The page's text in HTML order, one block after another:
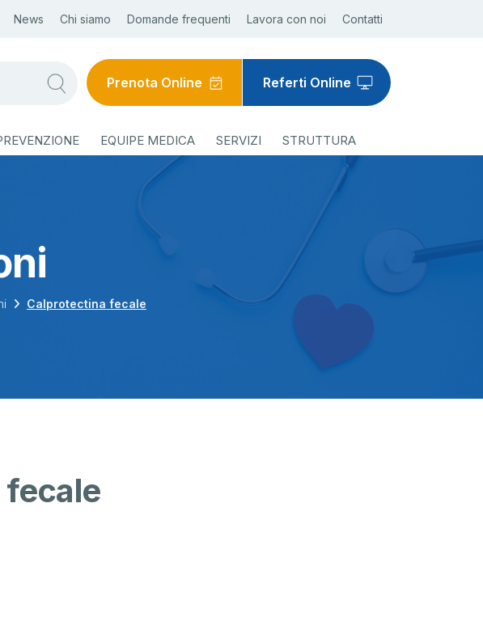
News Chi siamo Domande frequenti Lavora con noi Contatti
Prenota Online Referti Online
EQUIPE MEDICA SERVIZI STRUTTURA
Calprotectina fecale